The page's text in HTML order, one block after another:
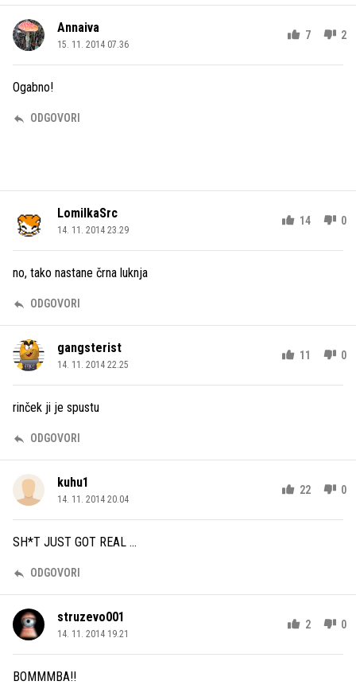
Annaiva
15. 11. 2014 07.36
7 2
Ogabno!
ODGOVORI
LomilkaSrc
14. 11. 2014 23.29
14 0
no, tako nastane črna luknja
ODGOVORI
gangsterist
14. 11. 2014 22.25
11 0
rinček ji je spustu
ODGOVORI
kuhu1
14. 11. 2014 20.04
22 0
SH*T JUST GOT REAL ...
ODGOVORI
struzevo001
14. 11. 2014 19.21
2 0
BOMMMBA!!